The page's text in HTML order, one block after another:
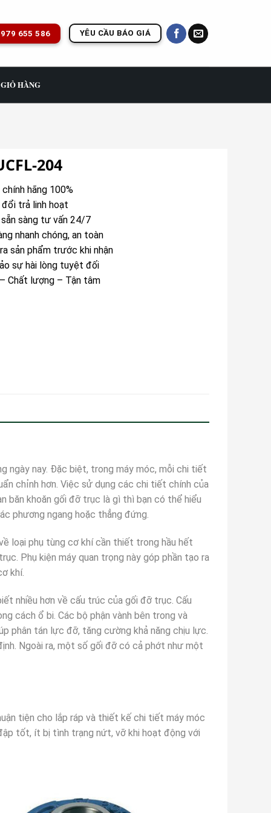
655 586 YÊU CẦU BÁO GIÁ
GIỎ HÀNG
204
hãng 100%
trả linh hoạt
sàng tư vấn 24/7
nhanh chóng, an toàn
sản phẩm trước khi nhận
sự hài lòng tuyệt đối
Chất lượng – Tận tâm
ngày nay. Đặc biệt, trong máy móc, mỗi chi tiết
chỉnh hơn. Việc sử dụng các chi tiết chính của
băn khoăn gối đỡ trục là gì thì bạn có thể hiểu
phương ngang hoặc thẳng đứng.
loại phụ tùng cơ khí cần thiết trong hầu hết
Phụ kiện máy quan trọng này góp phần tạo ra
khí.
nhiều hơn về cấu trúc của gối đỡ trục. Cấu
cách ổ bi. Các bộ phận vành bên trong và
phân tán lực đỡ, tăng cường khả năng chịu lực.
Ngoài ra, một số gối đỡ có cả phớt như một
tiện cho lắp ráp và thiết kế chi tiết máy móc
tốt, ít bị tình trạng nứt, vỡ khi hoạt động với